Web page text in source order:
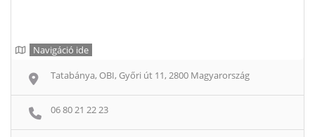
Navigáció ide
Tatabánya, OBI, Győri út 11, 2800 Magyarország
06 80 21 22 23